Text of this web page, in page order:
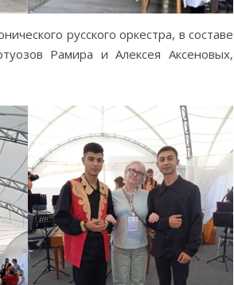
русского оркестра, в составе
Рамира и Алексея Аксеновых,